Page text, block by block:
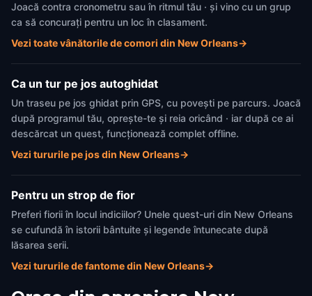
Joacă contra cronometru sau în ritmul tău · și vino cu un grup
ca să concurați pentru un loc în clasament.
Vezi toate vânătorile de comori din New Orleans→
Ca un tur pe jos autoghidat
Un traseu pe jos ghidat prin GPS, cu povești pe parcurs. Joacă
după programul tău, oprește-te și reia oricând · iar după ce ai
descărcat un quest, funcționează complet offline.
Vezi tururile pe jos din New Orleans→
Pentru un strop de fior
Preferi fiorii în locul indiciilor? Unele quest-uri din New Orleans
se cufundă în istorii bântuite și legende întunecate după
lăsarea serii.
Vezi tururile de fantome din New Orleans→